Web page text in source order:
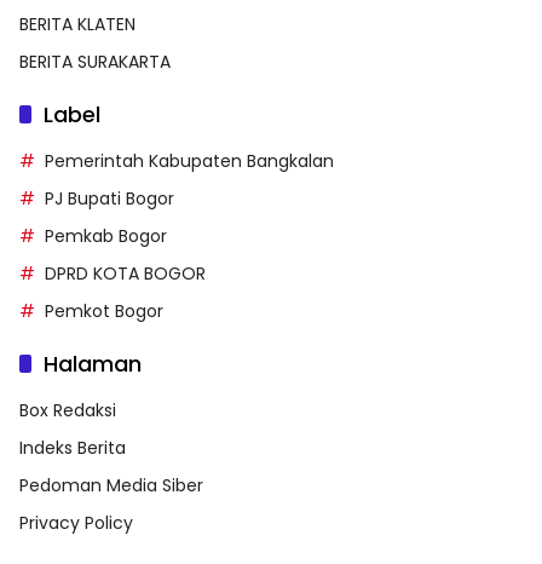
BERITA KLATEN
BERITA SURAKARTA
Label
Pemerintah Kabupaten Bangkalan
PJ Bupati Bogor
Pemkab Bogor
DPRD KOTA BOGOR
Pemkot Bogor
Halaman
Box Redaksi
Indeks Berita
Pedoman Media Siber
Privacy Policy